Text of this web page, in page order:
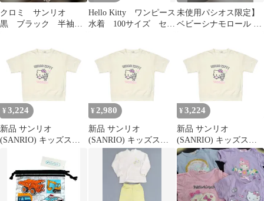
クロミ サンリオ
黒 ブラック 半袖T
ボン 女の子 130
Hello Kitty ワンピース
水着 100サイズ セー
未使用パシオス限定】
ベビーシナモロール 帆
¥ 3,224
新品 サンリオ
(SANRIO) キッズスウ
キティ 140cm 衣料品 子
ども用 948438
¥ 2,980
新品 サンリオ
(SANRIO) キッズスウ
ェットTシャツ ハロー
キティ 110cm 衣料品 子
ども用 948357
¥ 3,224
新品 サンリオ
(SANRIO) キッズスウ
ェットTシャツ ハロー
キティ 130cm 衣料品 子
ども用 948420